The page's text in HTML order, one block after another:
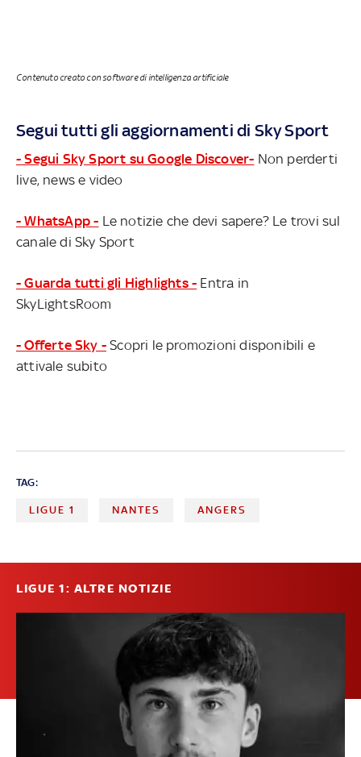
Contenuto creato con software di intelligenza artificiale
Segui tutti gli aggiornamenti di Sky Sport
- Segui Sky Sport su Google Discover- Non perderti
live, news e video
- WhatsApp - Le notizie che devi sapere? Le trovi sul
canale di Sky Sport
- Guarda tutti gli Highlights - Entra in
SkyLightsRoom
- Offerte Sky - Scopri le promozioni disponibili e
attivale subito
TAG:
LIGUE 1 NANTES ANGERS
LIGUE 1: ALTRE NOTIZIE